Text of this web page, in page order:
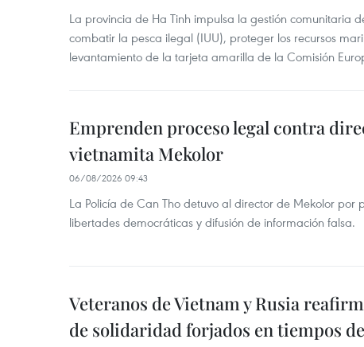
La provincia de Ha Tinh impulsa la gestión comunitaria
combatir la pesca ilegal (IUU), proteger los recursos
levantamiento de la tarjeta amarilla de la Comisión
Emprenden proceso legal contra
vietnamita Mekolor
06/08/2026 09:43
La Policía de Can Tho detuvo al director de Mekolor por
libertades democráticas y difusión de información falsa.
Veteranos de Vietnam y Rusia
de solidaridad forjados en tiempos